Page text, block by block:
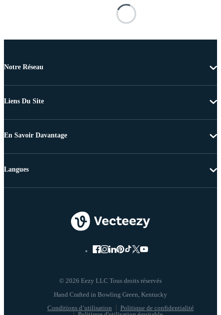
Notre Réseau
Liens Du Site
En Savoir Davantage
© 2026 Eezy LLC Tous droits réservés
Conditions d’utilisation
Politique de confidentialité
Langues